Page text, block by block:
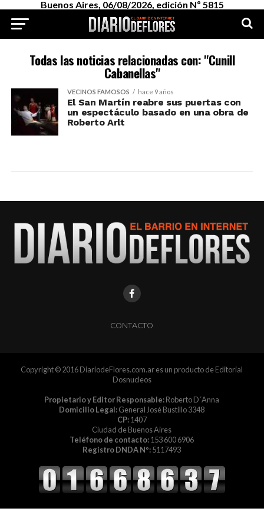
Buenos Aires, 06/08/2026, edición Nº 5815
Todas las noticias relacionadas con: "Cunill
Cabanellas"
VECINOS FAMOSOS hace 9 años
El San Martín reabre sus puertas con
un espectáculo basado en una obra de
Roberto Arlt
CONTACTO
Copyright © 2016 DiariodeFlores.com.ar es un producto de Editorial
Dosnucleos
Propietario y Editor Responsable:Roberto D´Anna
Domicilio Legal:General José Bustillo 3348
CP:1407
Ciudad de Buenos Aires
Teléfono de contacto:153 600 6906
Registro DNDA Nº:5117493